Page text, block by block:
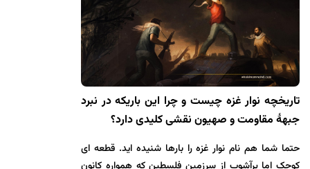
تاریخچه نوار غزه چیست و چرا این باریکه در نبرد
جبهۀ مقاومت و صهیون نقشی کلیدی دارد؟
حتما شما هم نام نوار غزه را بارها شنیده اید. قطعه ای